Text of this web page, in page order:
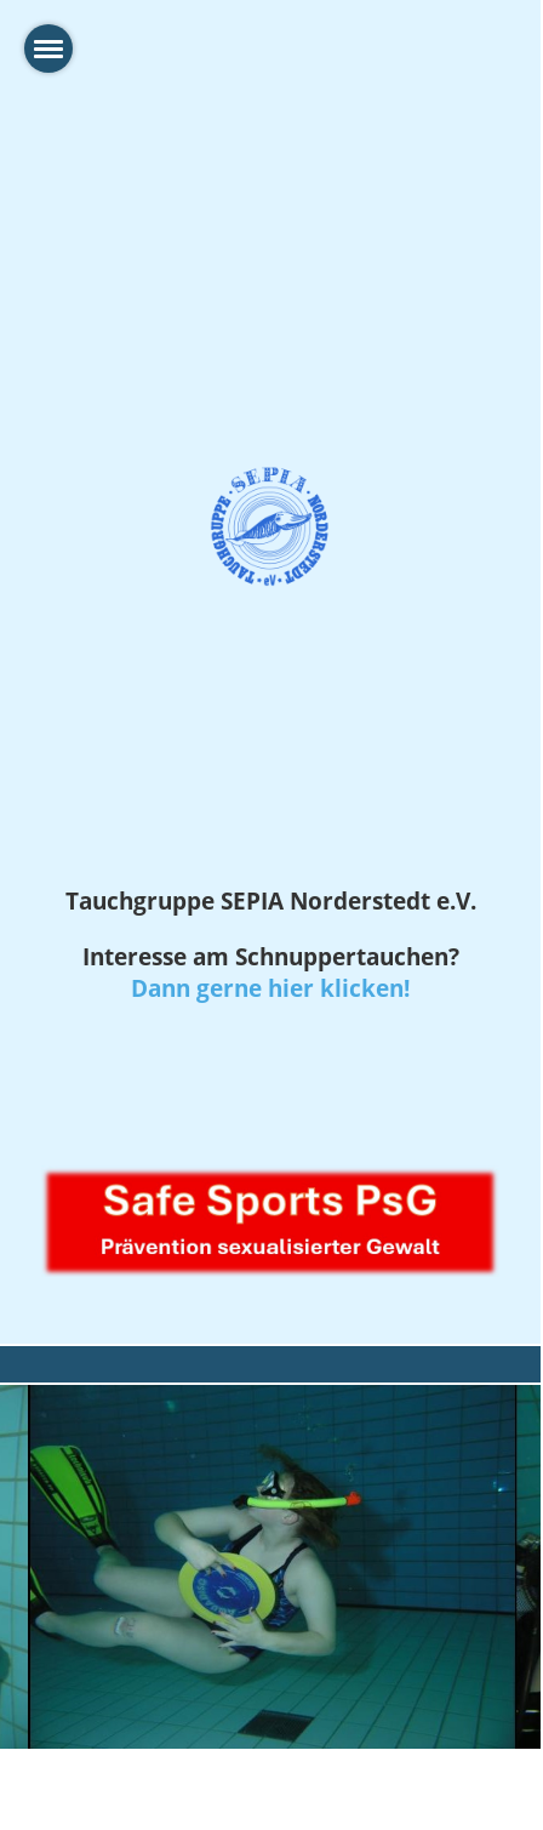
Tauchgruppe SEPIANorderstedt e.V.
Interesse am Schnuppertauchen?
Dann gerne hier klicken!